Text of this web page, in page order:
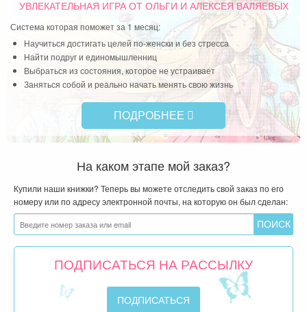
УВЛЕКАТЕЛЬНАЯ ИГРАОТ ОЛЬГИ И АЛЕКСЕЯ ВАЛЯЕВЫХ
Система которая поможет за 1 месяц:
Научиться достигать целей по-женски и без стресса
Найти подруг и единомышленниц
Выбраться из состояния, которое не устраивает
Заняться собой и реально начать менять свою жизнь
ПОДРОБНЕЕ
На каком этапе мой заказ?
Купили наши книжки? Теперь вы можете отследить свой заказ по его
номеру или по адресу электронной почты, на которую он был сделан:
ПОДПИСАТЬСЯ НА РАССЫЛКУ